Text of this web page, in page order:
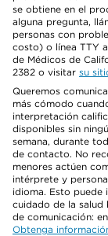
se obtiene en el
alguna pregunta,
personas con
costo) o línea TTY
de Médicos de
2382 o visitar su
Queremos
más cómodo
interpretación
disponibles sin
semana, durante
de contacto. No
menores actúen
intérprete y
idioma. Esto puede
cuidado de la salud
de comunicación:
Obtenga